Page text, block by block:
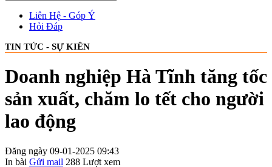
Liên Hệ - Góp Ý
Hỏi Đáp
TIN TỨC - SỰ KIÊN
Doanh nghiệp Hà Tĩnh tăng tốc
sản xuất, chăm lo tết cho người
lao động
Đăng ngày 09-01-2025 09:43
In bài Gửi mail 288 Lượt xem